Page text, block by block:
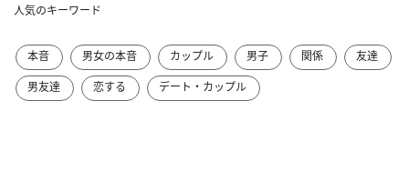
人気のキーワード
本音 男女の本音 カップル 男子 関係
友達
男友達
恋する デート・カップル